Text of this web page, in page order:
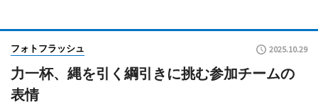
フォトフラッシュ 2025.10.29
力一杯、縄を引く綱引きに挑む参加チームの
表情